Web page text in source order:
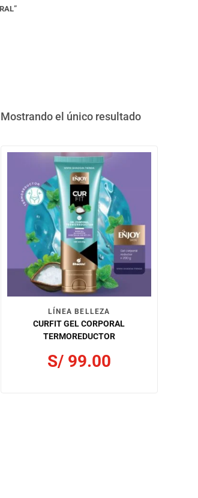
Mostrando el único resultado
LÍNEA BELLEZA
CURFIT GEL CORPORAL
TERMOREDUCTOR
S/99.00